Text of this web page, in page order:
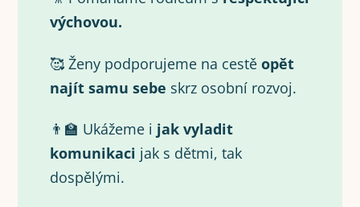
výchovou.
🥰 Ženy podporujeme na cestěopět
najít samu sebe skrz osobní rozvoj.
👨‍🏫 Ukážeme i jak vyladit
komunikaci jak s dětmi, tak
dospělými.